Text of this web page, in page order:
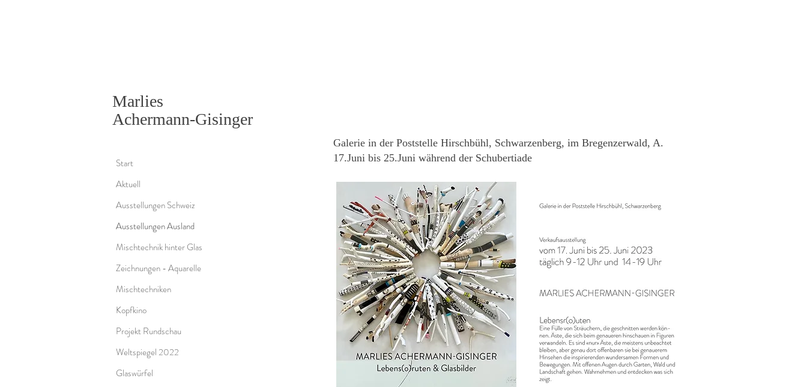
Galerie in der Poststelle Hirschbühl, Schwarzenberg, im Bregenzerwald, A.
17.Juni bis 25.Juni während der Schubertiade
Start
Aktuell
Ausstellungen Schweiz
Ausstellungen Ausland
Mischtechnik hinter Glas
Zeichnungen - Aquarelle
Mischtechniken
Kopfkino
Projekt Rundschau
Weltspiegel 2022
Glaswürfel
Marlies
Achermann-Gisinger